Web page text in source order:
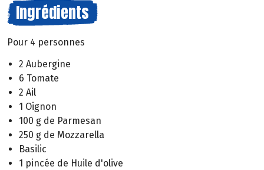
Ingrédients
Pour 4 personnes
2 Aubergine
6 Tomate
2 Ail
1 Oignon
100 g de Parmesan
250 g de Mozzarella
Basilic
1 pincée de Huile d'olive